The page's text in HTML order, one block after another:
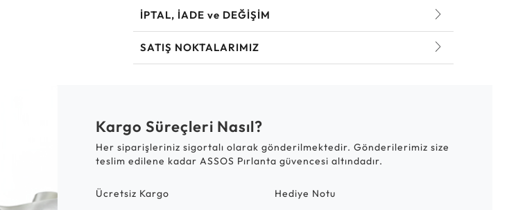
İPTAL, İADE ve DEĞİŞİM
SATIŞ NOKTALARIMIZ
Kargo Süreçleri Nasıl?
Her siparişleriniz sigortalı olarak gönderilmektedir. Gönderilerimiz size
teslim edilene kadar ASSOS Pırlanta güvencesi altındadır.
Ücretsiz Kargo Hediye Notu